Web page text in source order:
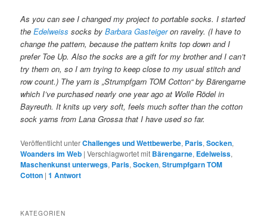
As you can see I changed my project to portable socks. I started
theEdelweiss socks byBarbara Gasteiger on ravelry. (I have to
change the pattern, because the pattern knits top down and I
prefer Toe Up. Also the socks are a gift for my brother and I can’t
try them on, so I am trying to keep close to my usual stitch and
row count.) The yarn is „Strumpfgarn TOM Cotton“ by Bärengarne
which I’ve purchased nearly one year ago at Wolle Rödel in
Bayreuth. It knits up very soft, feels much softer than the cotton
sock yarns from Lana Grossa that I have used so far.
Veröffentlicht unterChallenges und Wettbewerbe, Paris,Socken,
Woanders im Web |Verschlagwortet mit Bärengarne, Edelweiss,
Maschenkunst unterwegs, Paris,Socken,Strumpfgarn TOM
Cotton |1 Antwort
KATEGORIEN